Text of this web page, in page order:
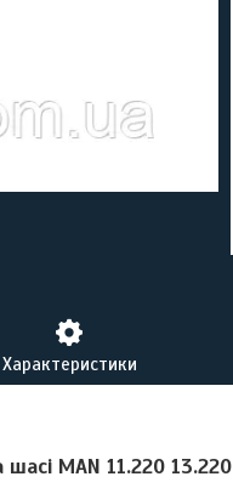
Характеристики
MAN 11.220 13.220